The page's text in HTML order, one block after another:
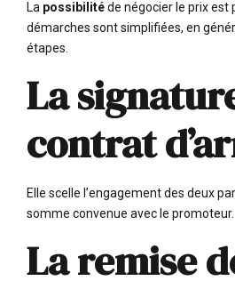
La possibilitéde négocier le prix est
démarches sont simplifiées, en
étapes.
La
contrat
Elle scelle l’engagement des deux
somme convenue avec le promoteur.
La remise